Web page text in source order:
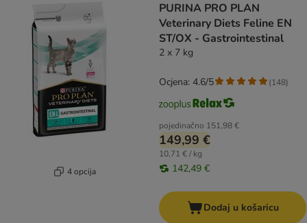
4 opcija
PURINA PRO PLAN
Veterinary Diets Feline EN
ST/OX - Gastrointestinal
2 x 7 kg
pojedinačno 151,98 €
149,99 €
10,71 € / kg
142,49 €
Ocjena: 4.6/5 (148)
Dodaj u košaricu